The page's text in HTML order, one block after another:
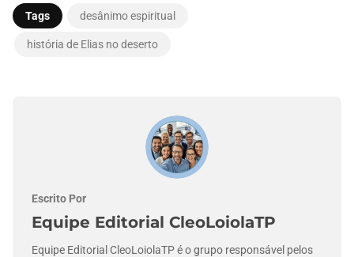
Tags desânimo espiritual
história de Elias no deserto
Escrito Por
Equipe Editorial CleoLoiolaTP
Equipe Editorial CleoLoiolaTP é o grupo responsável pelos